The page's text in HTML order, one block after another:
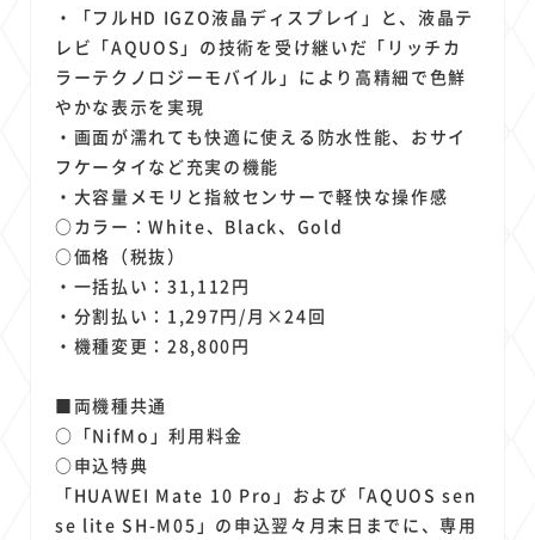
・「フルHD IGZO液晶ディスプレイ」と、液晶テ
レビ「AQUOS」の技術を受け継いだ「リッチカ
ラーテクノロジーモバイル」により高精細で色鮮
やかな表示を実現
・画面が濡れても快適に使える防水性能、おサイ
フケータイなど充実の機能
・大容量メモリと指紋センサーで軽快な操作感
○カラー：White、Black、Gold
○価格（税抜）
・一括払い：31,112円
・分割払い：1,297円/月×24回
・機種変更：28,800円
■両機種共通
○「NifMo」利用料金
○申込特典
「HUAWEI Mate 10 Pro」および「AQUOS sen
se lite SH-M05」の申込翌々月末日までに、専用